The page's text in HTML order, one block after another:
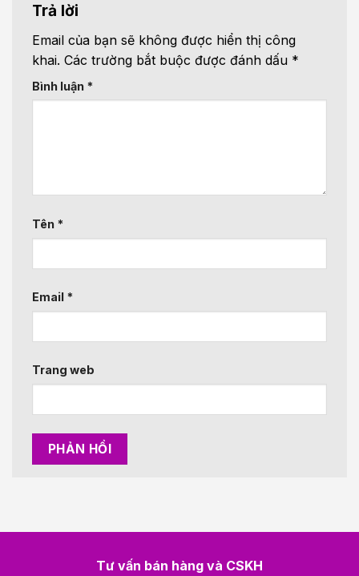
Trả lời
Email của bạn sẽ không được hiển thị công
khai. Các trường bắt buộc được đánh dấu *
Bình luận *
Tên *
Email *
Trang web
Tư vấn bán hàng và CSKH